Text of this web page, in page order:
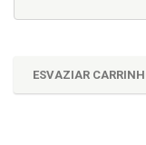
ESVAZIAR